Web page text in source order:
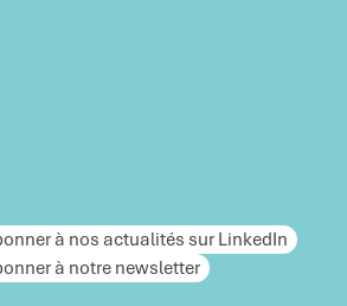
à nos actualités sur LinkedIn
à notre newsletter